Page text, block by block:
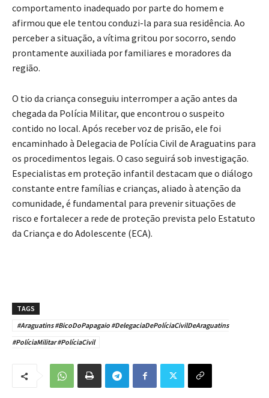
comportamento inadequado por parte do homem e
afirmou que ele tentou conduzi-la para sua residência. Ao
perceber a situação, a vítima gritou por socorro, sendo
prontamente auxiliada por familiares e moradores da
região.
O tio da criança conseguiu interromper a ação antes da
chegada da Polícia Militar, que encontrou o suspeito
contido no local. Após receber voz de prisão, ele foi
encaminhado à Delegacia de Polícia Civil de Araguatins para
os procedimentos legais. O caso seguirá sob investigação.
Especialistas em proteção infantil destacam que o diálogo
constante entre famílias e crianças, aliado à atenção da
comunidade, é fundamental para prevenir situações de
risco e fortalecer a rede de proteção prevista pelo Estatuto
da Criança e do Adolescente (ECA).
TAGS
#Araguatins #BicoDoPapagaio #DelegaciaDePolíciaCivilDeAraguatins
#PolíciaMilitar #PolíciaCivil